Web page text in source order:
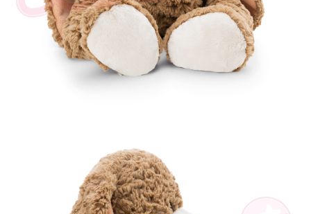
てAFTEEにご提供いただく、またはAFTEEにあなたの個人情報の収集、処
理、利用を許可することににご同意いただけない場合は、当サービスを選
択しないでください。